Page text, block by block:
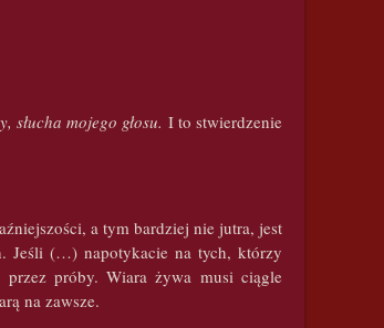
mojego głosu. I to stwierdzenie
a tym bardziej nie jutra, jest
Jeśli (…) napotykacie na tych, którzy
przez próby. Wiara żywa musi ciągle
na zawsze.